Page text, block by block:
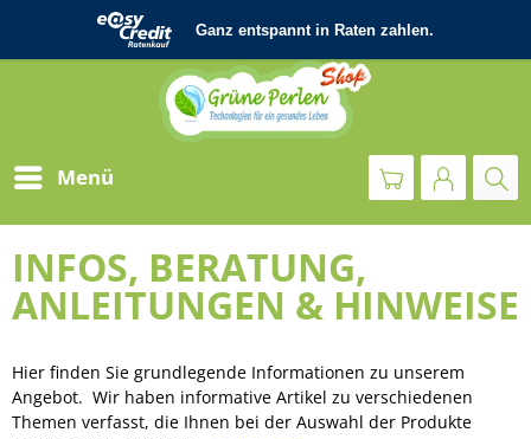
Menü
INFOS, BERATUNG,
ANLEITUNGEN & HINWEISE
Hier finden Sie grundlegende Informationen zu unserem
Angebot. Wir haben informative Artikel zu verschiedenen
Themen verfasst, die Ihnen bei der Auswahl der Produkte